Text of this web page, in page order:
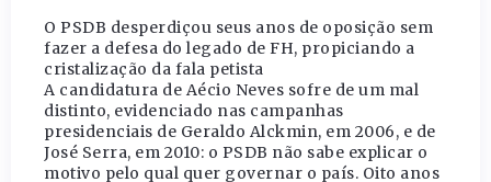
O PSDB desperdiçou seus anos de oposição sem
fazer a defesa do legado de FH, propiciando a
cristalização da fala petista
A candidatura de Aécio Neves sofre de um mal
distinto, evidenciado nas campanhas
presidenciais de Geraldo Alckmin, em 2006, e de
José Serra, em 2010: o PSDB não sabe explicar o
motivo pelo qual quer governar o país. Oito anos